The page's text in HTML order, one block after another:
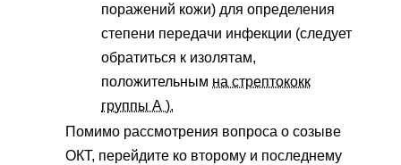
поражений кожи) для определения
степени передачи инфекции (следует
обратиться к изолятам,
положительным на стрептококк
группы А ).
Помимо рассмотрения вопроса о созыве
ОКТ, перейдите ко второму и последнему